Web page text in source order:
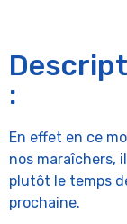
:
En effet en ce
nos maraîchers,
plutôt le temps
prochaine.